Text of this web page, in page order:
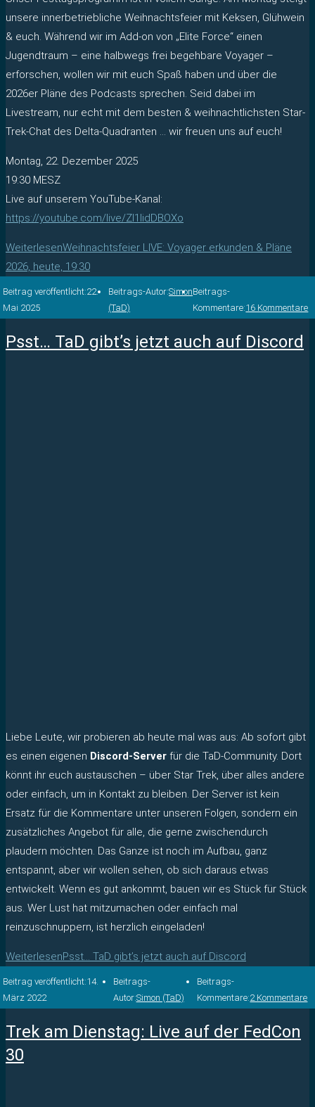
unsere innerbetriebliche Weihnachtsfeier mit Keksen, Glühwein
& euch. Während wir im Add-on von „Elite Force“ einen
Jugendtraum – eine halbwegs frei begehbare Voyager –
erforschen, wollen wir mit euch Spaß haben und über die
2026er Pläne des Podcasts sprechen. Seid dabei im
Livestream, nur echt mit dem besten & weihnachtlichsten Star-
Trek-Chat des Delta-Quadranten … wir freuen uns auf euch!
Montag, 22. Dezember 2025
19:30 MESZ
Live auf unserem YouTube-Kanal:
https://youtube.com/live/ZI1lidDBOXo
WeiterlesenWeihnachtsfeier LIVE: Voyager erkunden & Pläne
2026, heute, 19:30
Beitrag veröffentlicht:22.
Mai 2025
Beitrags-Autor:Simon
(TaD)
Beitrags-
Kommentare:16 Kommentare
Psst… TaD gibt’s jetzt auch auf Discord
Liebe Leute, wir probieren ab heute mal was aus: Ab sofort gibt
es einen eigenen Discord-Server für die TaD-Community. Dort
könnt ihr euch austauschen – über Star Trek, über alles andere
oder einfach, um in Kontakt zu bleiben. Der Server ist kein
Ersatz für die Kommentare unter unseren Folgen, sondern ein
zusätzliches Angebot für alle, die gerne zwischendurch
plaudern möchten. Das Ganze ist noch im Aufbau, ganz
entspannt, aber wir wollen sehen, ob sich daraus etwas
entwickelt. Wenn es gut ankommt, bauen wir es Stück für Stück
aus. Wer Lust hat mitzumachen oder einfach mal
reinzuschnuppern, ist herzlich eingeladen!
WeiterlesenPsst… TaD gibt’s jetzt auch auf Discord
Beitrag veröffentlicht:14.
März 2022
Beitrags-
Autor:Simon (TaD)
Beitrags-
Kommentare:2 Kommentare
Trek am Dienstag: Live auf der FedCon
30